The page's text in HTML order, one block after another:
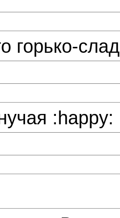
горько-
:happy: